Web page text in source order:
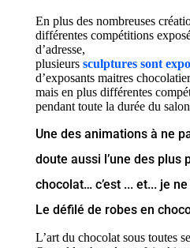
En plus des nombreuses
différentes compétitions
d’adresse,
plusieurs sculptures sont
d’exposants maitres
mais en plus différentes
pendant toute la durée du
Une des animations à ne
doute aussi l’une des plus
chocolat… c’est ... et... je
Le défilé de robes en
L’art du chocolat sous toutes